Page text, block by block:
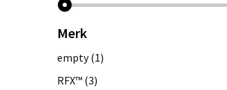
Merk
empty (1)
RFX™ (3)